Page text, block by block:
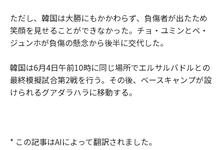
ただし、韓国は大勝にもかかわらず、負傷者が出たため
笑顔を見せることができなかった。チョ・ユミンとベ・
ジュンホが負傷の懸念から後半に交代した。
韓国は6月4日午前10時に同じ場所でエルサルバドルとの
最終模擬試合第2戦を行う。その後、ベースキャンプが設
けられるグアダラハラに移動する。
* この記事はAIによって翻訳されました。